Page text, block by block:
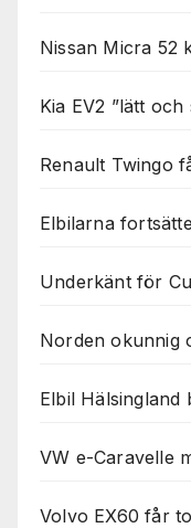
Nissan Micra 52
Kia EV2 ”lätt och
Renault Twingo
Elbilarna
Underkänt för
Norden okunnig
Elbil Hälsingland
VW e-Caravelle
Volvo EX60 får